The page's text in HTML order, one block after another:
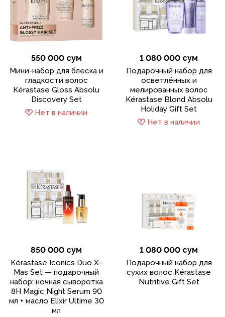
550 000 сум
Мини-набор для блеска и
гладкости волос
Kérastase Gloss Absolu
Discovery Set
Нет в наличии
1 080 000 сум
Подарочный набор для
осветлённых и
мелированных волос
Kérastase Blond Absolu
Holiday Gift Set
Нет в наличии
850 000 сум
Kérastase Iconics Duo X-
Mas Set — подарочный
набор: ночная сыворотка
8H Magic Night Serum 90
мл + масло Elixir Ultime 30
мл
1 080 000 сум
Подарочный набор для
сухих волос Kérastase
Nutritive Gift Set